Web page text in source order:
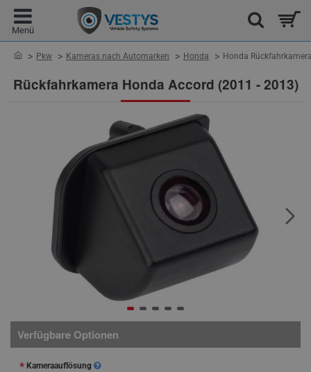
Rückfahrkamera Honda Accord (2011 - 2013)
homePkw Kameras nach Automarken Honda Honda
Verfügbare Optionen
Kameraauflösung